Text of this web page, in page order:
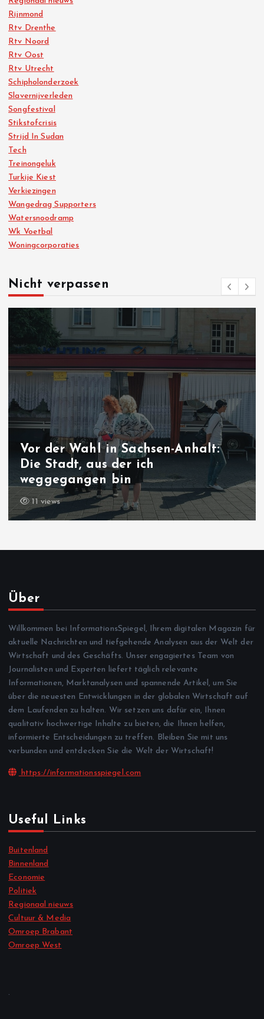
Rijnmond
Rtv Drenthe
Rtv Noord
Rtv Oost
Rtv Utrecht
Schipholonderzoek
Slavernijverleden
Songfestival
Stikstofcrisis
Strijd In Sudan
Tech
Treinongeluk
Turkije Kiest
Verkiezingen
Wangedrag Supporters
Watersnoodramp
Wk Voetbal
Woningcorporaties
Nicht verpassen
Nach Ceuta-Krise: Spanien kündigt
Grenzkontrollen zu Italien an
10 views
Über
Willkommen bei InformationsSpiegel, Ihrem digitalen Magazin für
aktuelle Nachrichten und tiefgehende Analysen aus der Welt der
Wirtschaft und des Geschäfts. Unser engagiertes Team von
Journalisten und Experten liefert täglich relevante
Informationen, Marktanalysen und spannende Artikel, um Sie
über die neuesten Entwicklungen in der globalen Wirtschaft auf
dem Laufenden zu halten. Wir setzen uns dafür ein, Ihnen
qualitativ hochwertige Inhalte zu bieten, die Ihnen helfen,
informierte Entscheidungen zu treffen. Bleiben Sie mit uns
verbunden und entdecken Sie die Welt der Wirtschaft!
https://informationsspiegel.com
Useful Links
Buitenland
Binnenland
Economie
Politiek
Regionaal nieuws
Cultuur & Media
Omroep Brabant
Omroep West
.